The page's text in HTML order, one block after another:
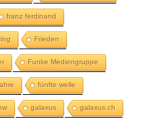
franz ferdinand
Frieden
Funke Mediengruppe
fünfte welle
galaxus galaxus.ch